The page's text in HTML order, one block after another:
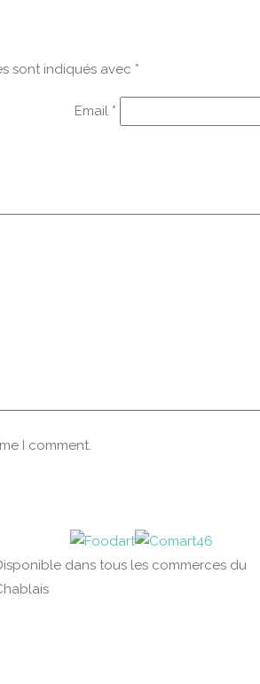
sont indiqués avec *
Email *
I comment.
dans tous les commerces du